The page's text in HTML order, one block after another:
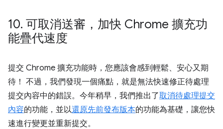
10. 可取消送審，加快 Chrome 擴充功
能疊代速度
提交 Chrome 擴充功能時，您應該會感到輕鬆、安心又期
待！ 不過，我們發現一個痛點，就是無法快速修正待處理
提交內容中的錯誤。今年稍早，我們推出了取消待處理提交
內容的功能，並以還原先前發布版本的功能為基礎，讓您快
速進行變更並重新提交。